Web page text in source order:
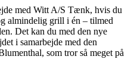
med Witt A/S Tænk, hvis du
almindelig grill i én – tilmed
Det kan du med den nye
i samarbejde med den
som tror så meget på